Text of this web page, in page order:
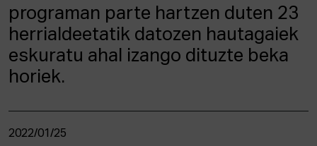
programan parte hartzen duten 23
herrialdeetatik datozen hautagaiek
eskuratu ahal izango dituzte beka
horiek.
2022/01/25